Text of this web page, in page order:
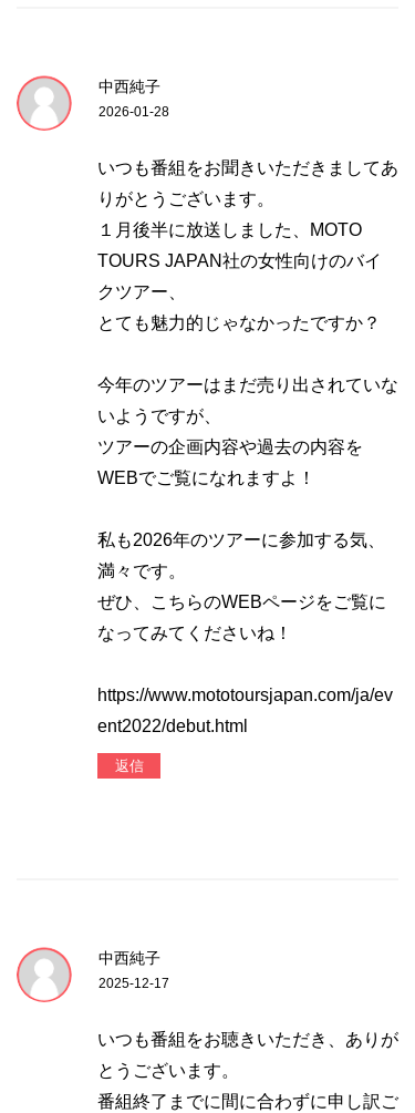
中西純子
2026-01-28
いつも番組をお聞きいただきましてあ
りがとうございます。
１月後半に放送しました、MOTO
TOURS JAPAN社の女性向けのバイ
クツアー、
とても魅力的じゃなかったですか？
今年のツアーはまだ売り出されていな
いようですが、
ツアーの企画内容や過去の内容を
WEBでご覧になれますよ！
私も2026年のツアーに参加する気、
満々です。
ぜひ、こちらのWEBページをご覧に
なってみてくださいね！
https://www.mototoursjapan.com/ja/ev
ent2022/debut.html
返信
中西純子
2025-12-17
いつも番組をお聴きいただき、ありが
とうございます。
番組終了までに間に合わずに申し訳ご